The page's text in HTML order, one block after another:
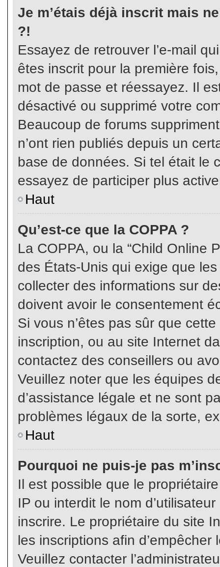
Je m’étais déjà inscrit mais
?!
Essayez de retrouver l’e-mail
êtes inscrit pour la première
mot de passe et réessayez. Il
désactivé ou supprimé votre
Beaucoup de forums
n’ont rien publiés depuis un
base de données. Si tel était le
essayez de participer plus
Haut
Qu’est-ce que la COPPA ?
La COPPA, ou la “Child Online
des États-Unis qui exige que
collecter des informations sur
doivent avoir le consentement
Si vous n’êtes pas sûr que
inscription, ou au site Internet
contactez des conseillers ou
Veuillez noter que les équipes
d’assistance légale et ne sont
problèmes légaux de la sorte,
Haut
Pourquoi ne puis-je pas
Il est possible que le
IP ou interdit le nom
inscrire. Le propriétaire du site
les inscriptions afin d’empêcher
Veuillez contacter